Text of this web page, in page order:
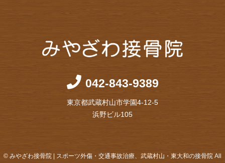
042-843-9389
東京都武蔵村山市学園4-12-5
浜野ビル105
© みやざわ接骨院 | スポーツ外傷・交通事故治療、武蔵村山・東大和の接骨院 All